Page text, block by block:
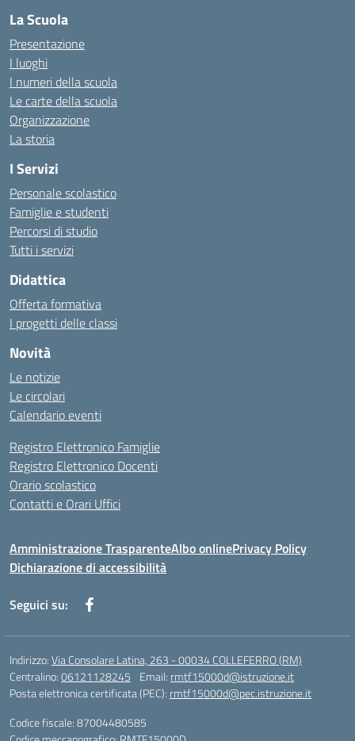
La Scuola
Presentazione
I luoghi
I numeri della scuola
Le carte della scuola
Organizzazione
La storia
I Servizi
Personale scolastico
Famiglie e studenti
Percorsi di studio
Tutti i servizi
Didattica
Offerta formativa
I progetti delle classi
Novità
Le notizie
Le circolari
Calendario eventi
Registro Elettronico Famiglie
Registro Elettronico Docenti
Orario scolastico
Contatti e Orari Uffici
Amministrazione TrasparenteAlbo onlinePrivacy Policy
Dichiarazione di accessibilità
Seguici su:
Indirizzo:Via Consolare Latina, 263 - 00034 COLLEFERRO (RM)
Centralino:06121128245 Email: rmtf15000d@istruzione.it
Posta elettronica certificata (PEC): rmtf15000d@pec.istruzione.it
Codice fiscale: 87004480585